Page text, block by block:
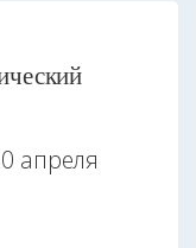
апреля